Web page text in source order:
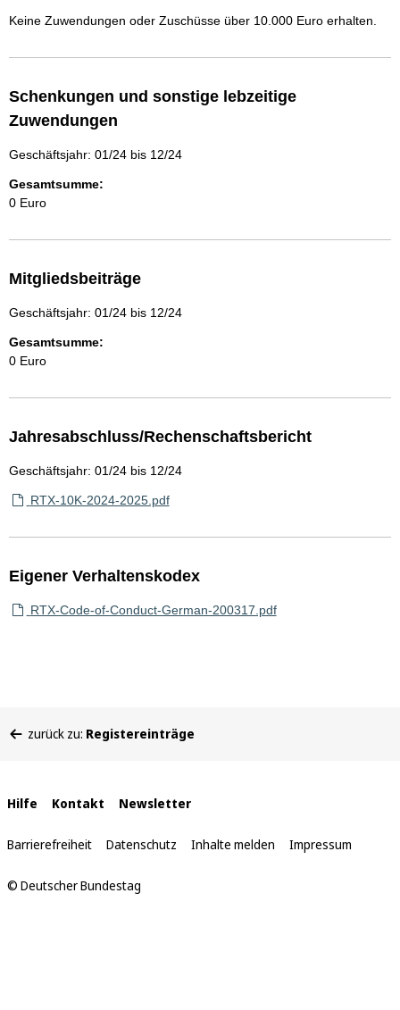
Keine Zuwendungen oder Zuschüsse über 10.000 Euro erhalten.
Schenkungen und sonstige lebzeitige
Zuwendungen
Geschäftsjahr: 01/24 bis 12/24
Gesamtsumme:
0 Euro
Mitgliedsbeiträge
Geschäftsjahr: 01/24 bis 12/24
Gesamtsumme:
0 Euro
Jahresabschluss/Rechenschaftsbericht
Geschäftsjahr: 01/24 bis 12/24
RTX-10K-2024-2025.pdf
Eigener Verhaltenskodex
RTX-Code-of-Conduct-German-200317.pdf
befinden
zurück zu: Registereinträge
Interne
Links
Hilfe Kontakt Newsletter
Barrierefreiheit Datenschutz Inhalte melden Impressum
© Deutscher Bundestag